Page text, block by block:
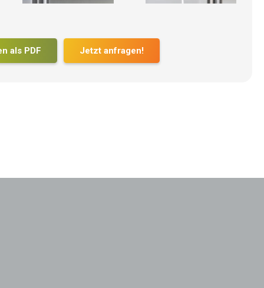
als PDF Jetzt anfragen!